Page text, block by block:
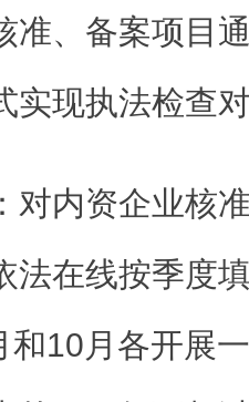
准、备案项目
实现执法检查
对内资企业核
法在线按季度
和10月各开展